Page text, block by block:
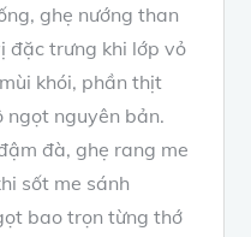
ghẹ nướng than
đặc trưng khi lớp vỏ
khói, phần thịt
ngọt nguyên bản.
đà, ghẹ rang me
sốt me sánh
bao trọn từng thớ